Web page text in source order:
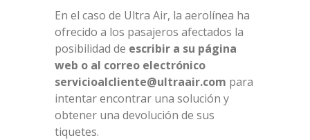
En el caso de Ultra Air, la aerolínea ha
ofrecido a los pasajeros afectados la
posibilidad de escribir a su página
web o al correo electrónico
servicioalcliente@ultraair.com para
intentar encontrar una solución y
obtener una devolución de sus
tiquetes.